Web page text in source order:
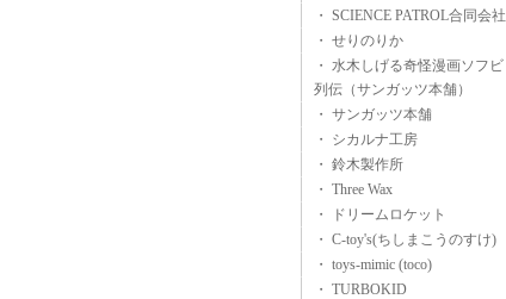
・ SCIENCE PATROL合同会社
・ せりのりか
・ 水木しげる奇怪漫画ソフビ
列伝（サンガッツ本舗）
・ サンガッツ本舗
・ シカルナ工房
・ 鈴木製作所
・ Three Wax
・ ドリームロケット
・ C-toy's(ちしまこうのすけ)
・ toys-mimic (toco)
・ TURBOKID